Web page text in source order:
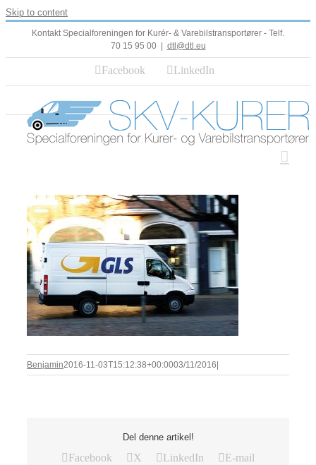
Skip to content
Kontakt Specialforeningen for Kurér- & Varebilstransportører - Telf.
70 15 95 00
dtl@dtl.eu
Facebook LinkedIn
Benjamin2016-11-03T15:12:38+00:0003/11/2016
Del denne artikel!
Facebook X LinkedIn E-mail